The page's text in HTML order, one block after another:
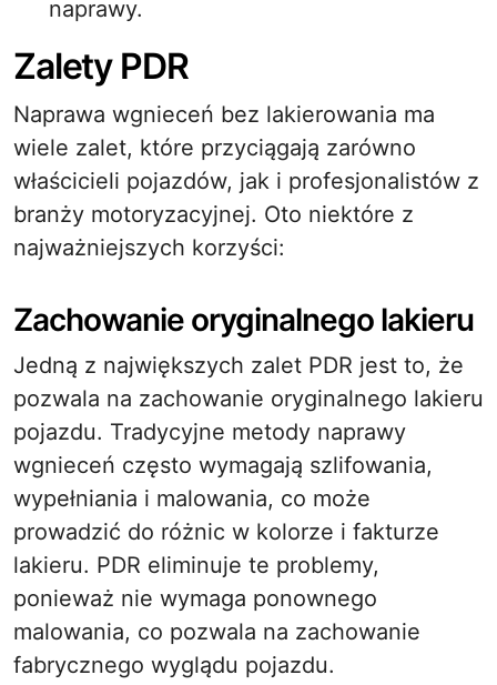
naprawy.
Zalety PDR
Naprawa wgnieceń bez lakierowania ma
wiele zalet, które przyciągają zarówno
właścicieli pojazdów, jak i profesjonalistów z
branży motoryzacyjnej. Oto niektóre z
najważniejszych korzyści:
Zachowanie oryginalnego lakieru
Jedną z największych zalet PDR jest to, że
pozwala na zachowanie oryginalnego lakieru
pojazdu. Tradycyjne metody naprawy
wgnieceń często wymagają szlifowania,
wypełniania i malowania, co może
prowadzić do różnic w kolorze i fakturze
lakieru. PDR eliminuje te problemy,
ponieważ nie wymaga ponownego
malowania, co pozwala na zachowanie
fabrycznego wyglądu pojazdu.